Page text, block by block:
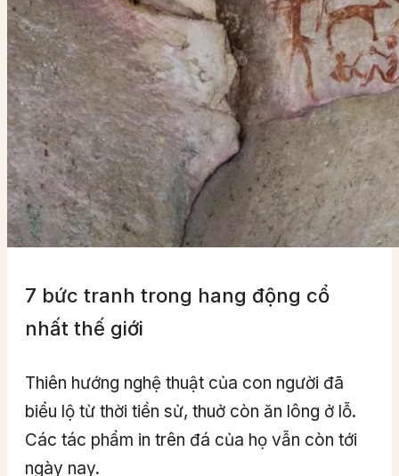
7 bức tranh trong hang động cổ
nhất thế giới
Thiên hướng nghệ thuật của con người đã
biểu lộ từ thời tiền sử, thuở còn ăn lông ở lỗ.
Các tác phẩm in trên đá của họ vẫn còn tới
ngày nay.